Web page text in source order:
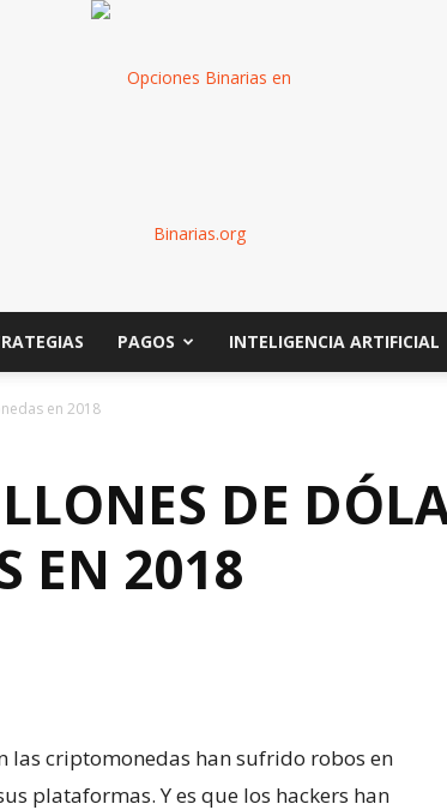
PAGOS INTELIGENCIA ARTIFICIAL
en 2018
DE
EN 2018
las criptomonedas han sufrido robos en
plataformas. Y es que los hackers han